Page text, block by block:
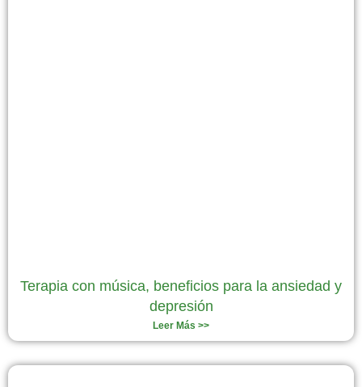
Terapia con música, beneficios para la ansiedad y
depresión
Leer Más >>